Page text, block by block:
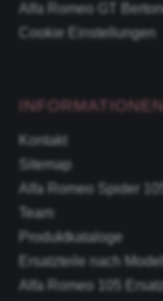
Alfa Romeo GT
Cookie Einstellungen
INFORMATIONEN
Kontakt
Sitemap
Alfa Romeo Spider
Team
Produktkataloge
Ersatzteile nach Modell
Alfa Romeo 105